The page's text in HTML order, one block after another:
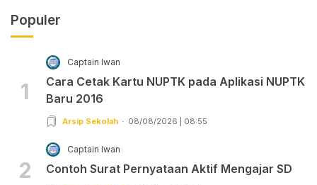
Populer
1
Captain Iwan
Cara Cetak Kartu NUPTK pada Aplikasi NUPTK
Baru 2016
Arsip Sekolah 08/08/2026 | 08:55
2
Captain Iwan
Contoh Surat Pernyataan Aktif Mengajar SD